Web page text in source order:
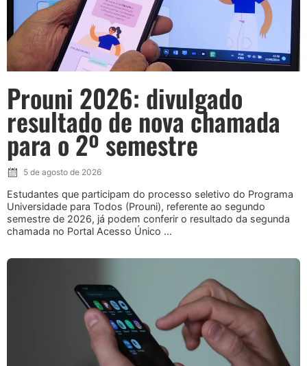
Prouni 2026: divulgado
resultado de nova chamada
para o 2º semestre
5 de agosto de 2026
Estudantes que participam do processo seletivo do Programa
Universidade para Todos (Prouni), referente ao segundo
semestre de 2026, já podem conferir o resultado da segunda
chamada no Portal Acesso Único ...